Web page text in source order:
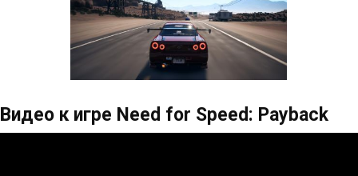
Видео к игре Need for Speed: Payback